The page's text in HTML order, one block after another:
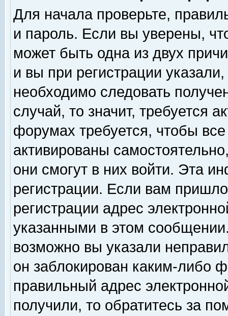
Для начала проверьте,
и пароль. Если вы уверены,
может быть одна из двух
и вы при регистрации
необходимо следовать
случай, то значит, требуется
форумах требуется, чтобы
активированы
они смогут в них войти. Эта
регистрации. Если вам
регистрации адрес
указанными в этом
возможно вы указали
он заблокирован каким-либо
правильный адрес
получили, то обратитесь за